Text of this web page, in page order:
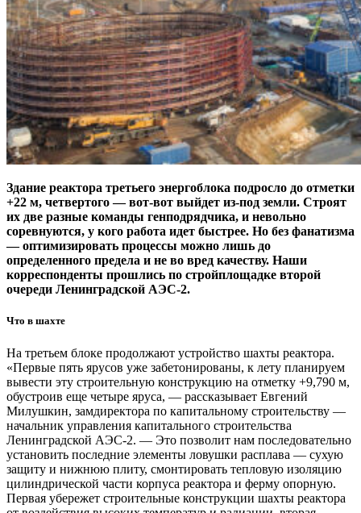
Здание реактора третьего энергоблока подросло до отметки
+22 м, четвертого — вот-вот выйдет из-под земли. Строят
их две разные команды генподрядчика, и невольно
соревнуются, у кого работа идет быстрее. Но без фанатизма
— оптимизировать процессы можно лишь до
определенного предела и не во вред качеству. Наши
корреспонденты прошлись по стройплощадке второй
очереди Ленинградской АЭС‑2.
Что в шахте
На третьем блоке продолжают устройство шахты реактора.
«Первые пять ярусов уже забетонированы, к лету планируем
вывести эту строительную конструкцию на отметку +9,790 м,
обустроив еще четыре яруса, — рассказывает Евгений
Милушкин, замдиректора по капитальному строительству —
начальник управления капитального строительства
Ленинградской АЭС‑2. — Это позволит нам последовательно
установить последние элементы ловушки расплава — сухую
защиту и нижнюю плиту, смонтировать тепловую изоляцию
цилиндрической части корпуса реактора и ферму опорную.
Первая убережет строительные конструкции шахты реактора